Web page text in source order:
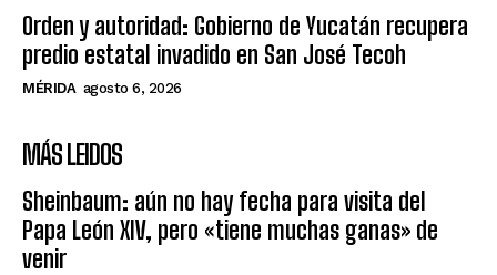
Orden y autoridad: Gobierno de Yucatán recupera
predio estatal invadido en San José Tecoh
MÉRIDA agosto 6, 2026
MÁS LEIDOS
Sheinbaum: aún no hay fecha para visita del
Papa León XIV, pero «tiene muchas ganas» de
venir